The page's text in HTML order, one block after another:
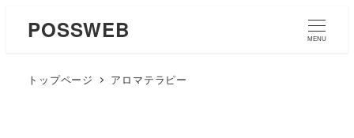
POSSWEB MENU
トップページ アロマテラピー